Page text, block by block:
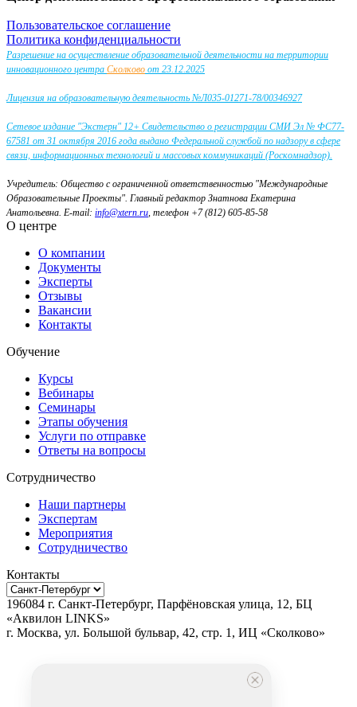
Пользовательское соглашение
Политика конфиденциальности
Разрешение на осуществление образовательной деятельности на территории
инновационного центра Сколково от 23.12.2025
Лицензия на образовательную деятельность №Л035-01271-78/00346927
Сетевое издание "Экстерн" 12+ Свидетельство о регистрации СМИ Эл № ФС77-
67581 от 31 октября 2016 года выдано Федеральной службой по надзору в сфере
связи, информационных технологий и массовых коммуникаций (Роскомнадзор).
Учредитель: Общество с ограниченной ответственностью "Международные
Образовательные Проекты". Главный редактор Знатнова Екатерина
Анатольевна. E-mail: info@xtern.ru, телефон +7 (812) 605-85-58
О центре
О компании
Документы
Эксперты
Отзывы
Вакансии
Контакты
Обучение
Курсы
Вебинары
Семинары
Этапы обучения
Услуги по отправке
Ответы на вопросы
Сотрудничество
Наши партнеры
Экспертам
Мероприятия
Сотрудничество
Контакты
196084 г. Санкт-Петербург, Парфёновская улица, 12, БЦ
«Аквилон LINKS»
г. Москва, ул. Большой бульвар, 42, стр. 1, ИЦ «Сколково»